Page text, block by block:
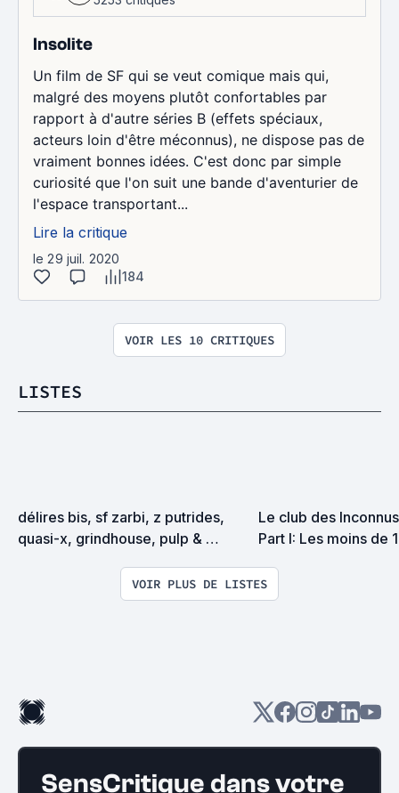
Insolite
Un film de SF qui se veut comique mais qui,
malgré des moyens plutôt confortables par
rapport à d'autre séries B (effets spéciaux,
acteurs loin d'être méconnus), ne dispose pas de
vraiment bonnes idées. C'est donc par simple
curiosité que l'on suit une bande d'aventurier de
l'espace transportant...
Lire la critique
le 29 juil. 2020
184
VOIR LES 10 CRITIQUES
LISTES
délires bis, sf zarbi, z putrides,
quasi-x, grindhouse, pulp &
Le club des
Part I: Les moins de
VOIR PLUS DE LISTES
SensCritique dans votre